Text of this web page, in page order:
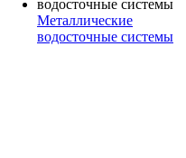
Металлические
водосточные системы